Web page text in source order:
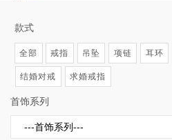
款式
全部 戒指 吊坠 项链 耳环
结婚对戒
求婚戒指
首饰系列